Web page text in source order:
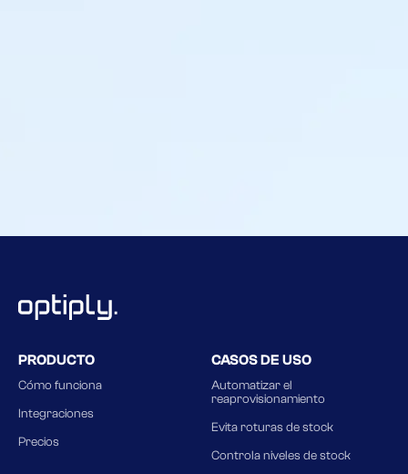
PRODUCTO
Cómo funciona
Integraciones
Precios
CASOS DE USO
Automatizar el
reaprovisionamiento
Evita roturas de stock
Controla niveles de stock